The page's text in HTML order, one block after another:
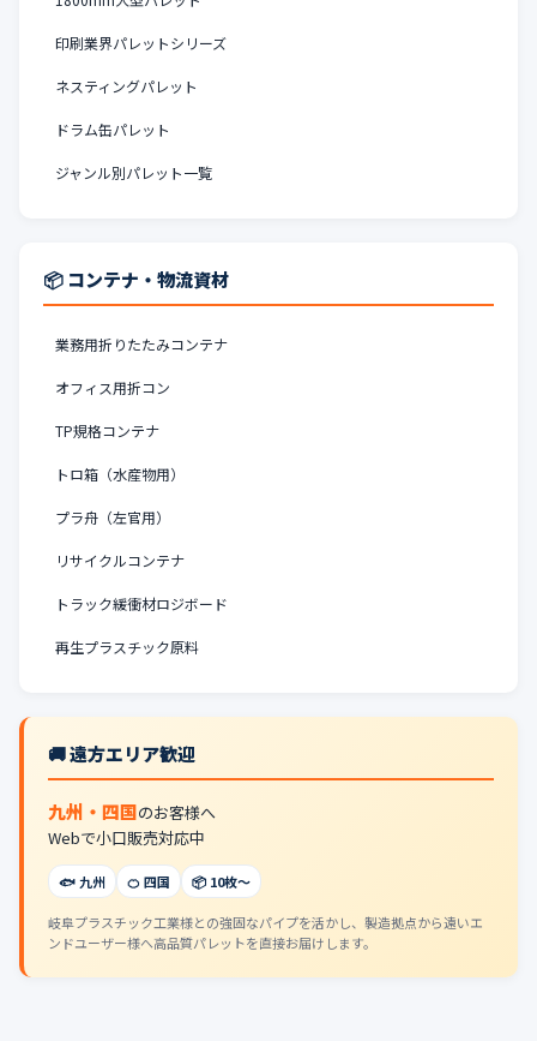
印刷業界パレットシリーズ
ネスティングパレット
ドラム缶パレット
ジャンル別パレット一覧
📦 コンテナ・物流資材
業務用折りたたみコンテナ
オフィス用折コン
TP規格コンテナ
トロ箱（水産物用）
プラ舟（左官用）
リサイクルコンテナ
トラック緩衝材ロジボード
再生プラスチック原料
🚚 遠方エリア歓迎
九州・四国のお客様へ
Webで小口販売対応中
🐟 九州 🍊 四国 📦 10枚〜
岐阜プラスチック工業様との強固なパイプを活かし、製造拠点から遠いエ
ンドユーザー様へ高品質パレットを直接お届けします。